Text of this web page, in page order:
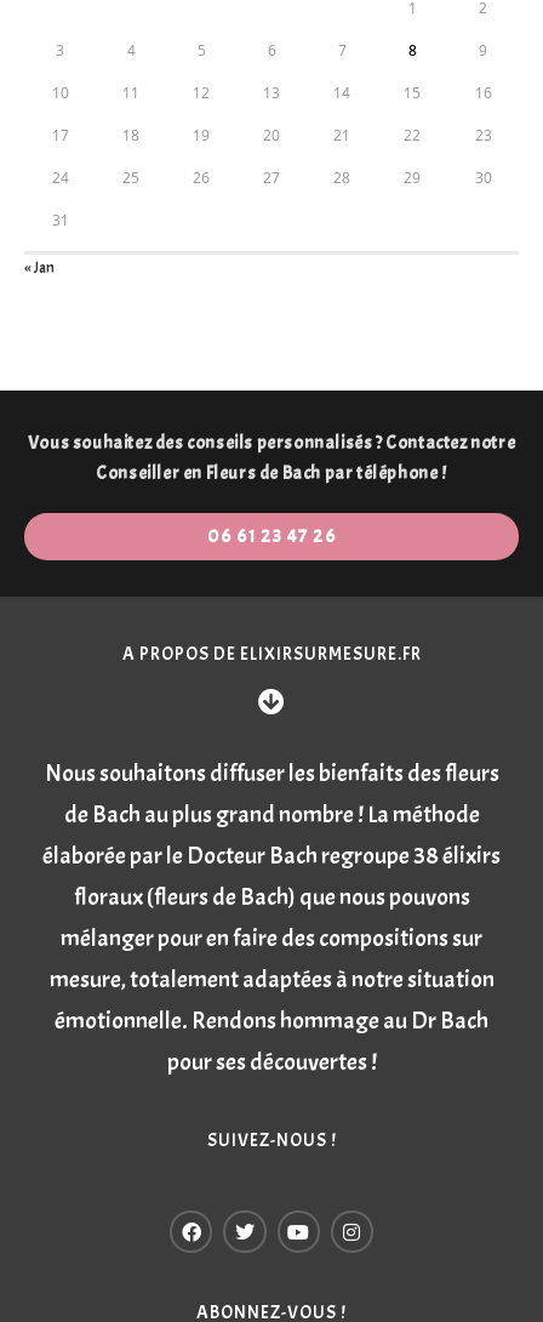
1 2
3 4 5 6 7 8 9
10 11 12 13 14 15 16
17 18 19 20 21 22 23
24 25 26 27 28 29 30
31
« Jan
Vous souhaitez des conseils personnalisés ? Contactez notre
Conseiller en Fleurs de Bach par téléphone !
06 61 23 47 26
A PROPOS DE ELIXIRSURMESURE.FR
Nous souhaitons diffuser les bienfaits des fleurs
de Bach au plus grand nombre ! La méthode
élaborée par le Docteur Bach regroupe 38 élixirs
floraux (fleurs de Bach) que nous pouvons
mélanger pour en faire des compositions sur
mesure, totalement adaptées à notre situation
émotionnelle. Rendons hommage au Dr Bach
pour ses découvertes !
SUIVEZ-NOUS !
ABONNEZ-VOUS !